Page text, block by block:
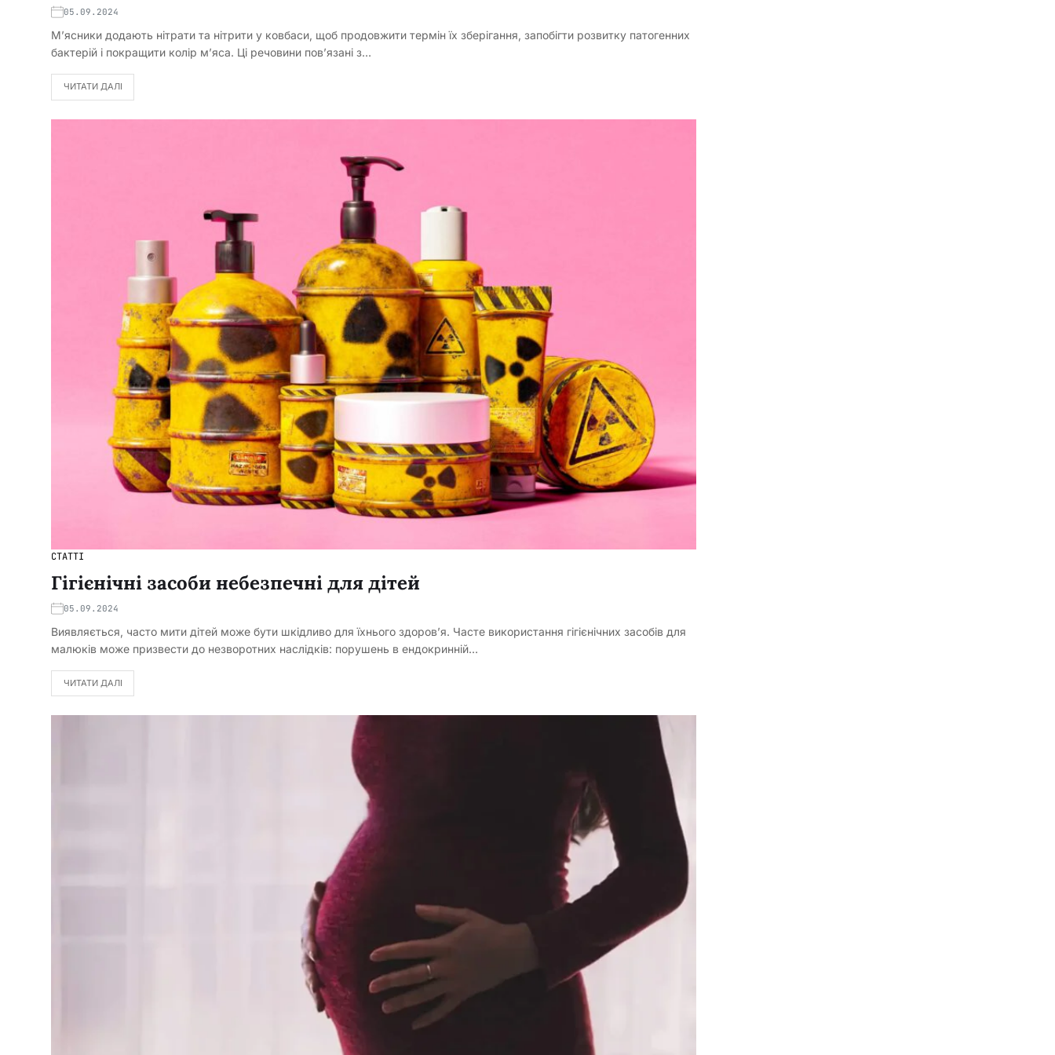
05.09.2024
М’ясники додають нітрати та нітрити у ковбаси, щоб продовжити термін їх зберігання, запобігти розвитку патогенних
бактерій і покращити колір м’яса. Ці речовини пов’язані з…
ЧИТАТИ ДАЛІ
СТАТТІ
Гігієнічні засоби небезпечні для дітей
05.09.2024
Виявляється, часто мити дітей може бути шкідливо для їхнього здоров’я. Часте використання гігієнічних засобів для
малюків може призвести до незворотних наслідків: порушень в ендокринній…
ЧИТАТИ ДАЛІ